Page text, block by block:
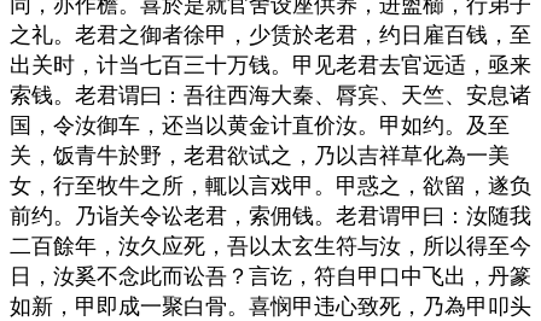
同，亦作檐。喜於是就官舍设座供养，进盥櫛，行弟子
之礼。老君之御者徐甲，少赁於老君，约日雇百钱，至
出关时，计当七百三十万钱。甲见老君去官远适，亟来
索钱。老君谓曰：吾往西海大秦、脣宾、天竺、安息诸
国，令汝御车，还当以黄金计直价汝。甲如约。及至
关，饭青牛於野，老君欲试之，乃以吉祥草化為一美
女，行至牧牛之所，輒以言戏甲。甲惑之，欲留，遂负
前约。乃诣关令讼老君，索佣钱。老君谓甲曰：汝随我
二百餘年，汝久应死，吾以太玄生符与汝，所以得至今
日，汝奚不念此而讼吾？言讫，符自甲口中飞出，丹篆
如新，甲即成一聚白骨。喜悯甲违心致死，乃為甲叩头